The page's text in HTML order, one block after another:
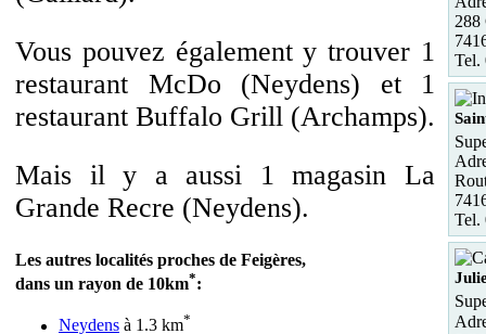
Vous pouvez également y trouver 1
restaurant McDo (Neydens) et 1
restaurant Buffalo Grill (Archamps).
Mais il y a aussi 1 magasin La
Grande Recre (Neydens).
Les autres localités proches de Feigères,
dans un rayon de 10km*:
Neydens à 1.3 km*
288
Tel.
Tel.